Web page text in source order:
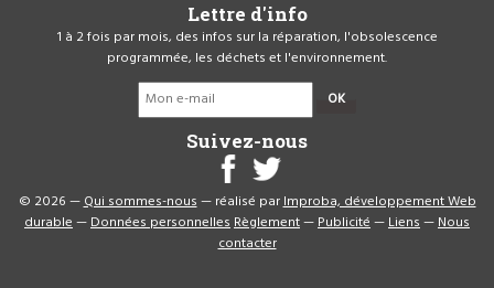
Lettre d'info
1 à 2 fois par mois, des infos sur la réparation, l'obsolescence
programmée, les déchets et l'environnement.
OK
Suivez-nous
© 2026 —Qui sommes-nous— réalisé parImproba, développement Web
durable—Données personnellesRèglement—Publicité—Liens—Nous
contacter